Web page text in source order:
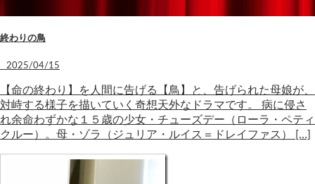
終わりの鳥
2025/04/15
【命の終わり】を人間に告げる【鳥】と、告げられた母娘が、
対峙する様子を描いていく奇想天外なドラマです。 病に侵さ
れ余命わずかな１５歳の少女・チューズデー（ローラ・ペティ
クルー）。母・ゾラ（ジュリア・ルイス＝ドレイファス） […]